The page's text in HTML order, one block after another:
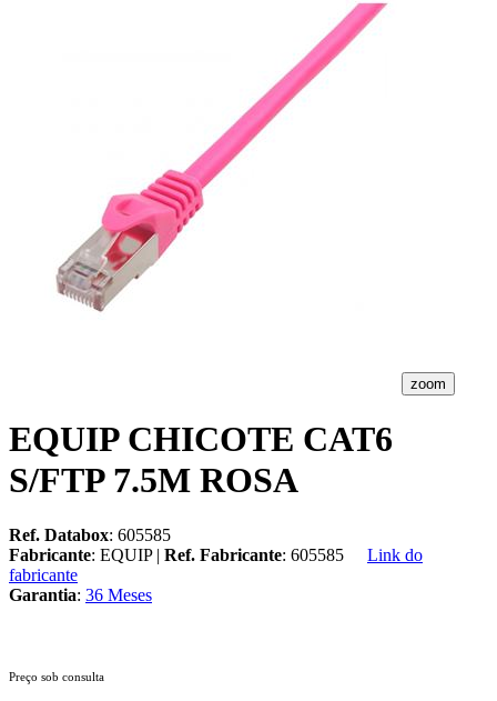
zoom
EQUIP CHICOTE CAT6
S/FTP 7.5M ROSA
Ref. Databox: 605585
Fabricante: EQUIP | Ref. Fabricante: 605585
Link do
fabricante
Garantia: 36 Meses
Preço sob consulta